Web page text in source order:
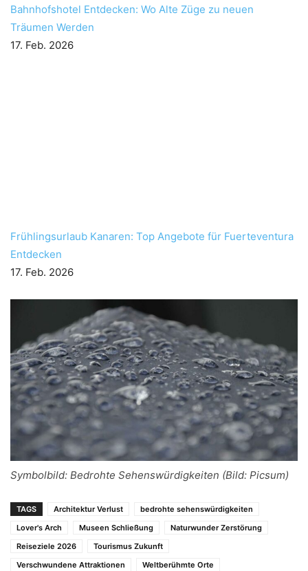
Bahnhofshotel Entdecken: Wo Alte Züge zu neuen
Träumen Werden
17. Feb. 2026
Frühlingsurlaub Kanaren: Top Angebote für Fuerteventura
Entdecken
17. Feb. 2026
Symbolbild: Bedrohte Sehenswürdigkeiten (Bild: Picsum)
TAGS Architektur Verlust
bedrohte sehenswürdigkeiten
Lover's Arch
Museen Schließung
Naturwunder Zerstörung
Reiseziele 2026
Tourismus Zukunft
Verschwundene Attraktionen
Weltberühmte Orte